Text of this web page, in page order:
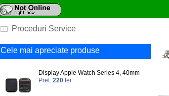
Proceduri Service
Cele mai apreciate produse
Display Apple Watch Series 4, 40mm
Pret: 220 lei